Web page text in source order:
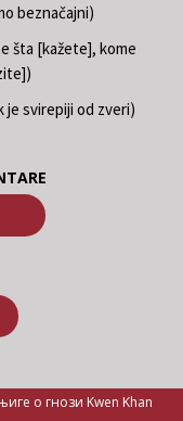
beznačajni)
šta [kažete], kome
je svirepiji od zveri)
о гнози Kwen Khan